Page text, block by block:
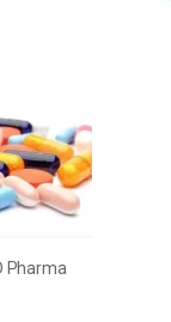
Pharma